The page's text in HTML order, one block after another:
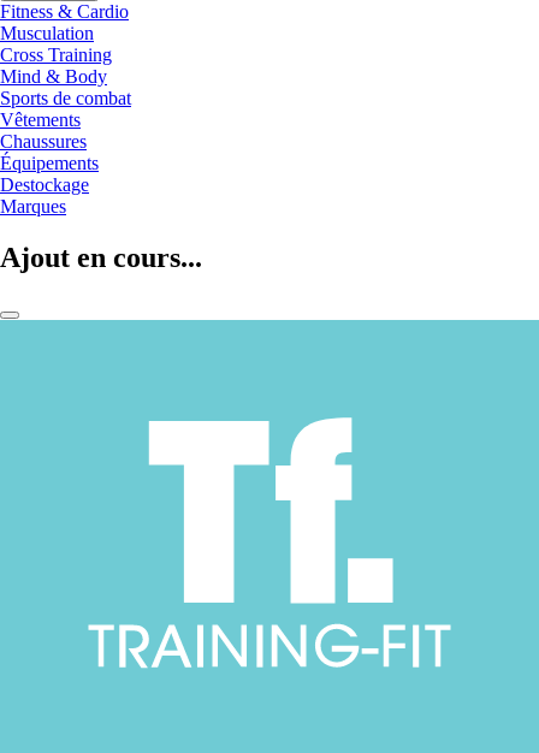
Fitness & Cardio
Musculation
Cross Training
Mind & Body
Sports de combat
Vêtements
Chaussures
Équipements
Destockage
Marques
Ajout en cours...